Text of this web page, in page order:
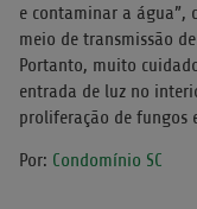
e contaminar a água”,
meio de transmissão
Portanto, muito
entrada de luz no
proliferação de fungos
Por: Condomínio SC